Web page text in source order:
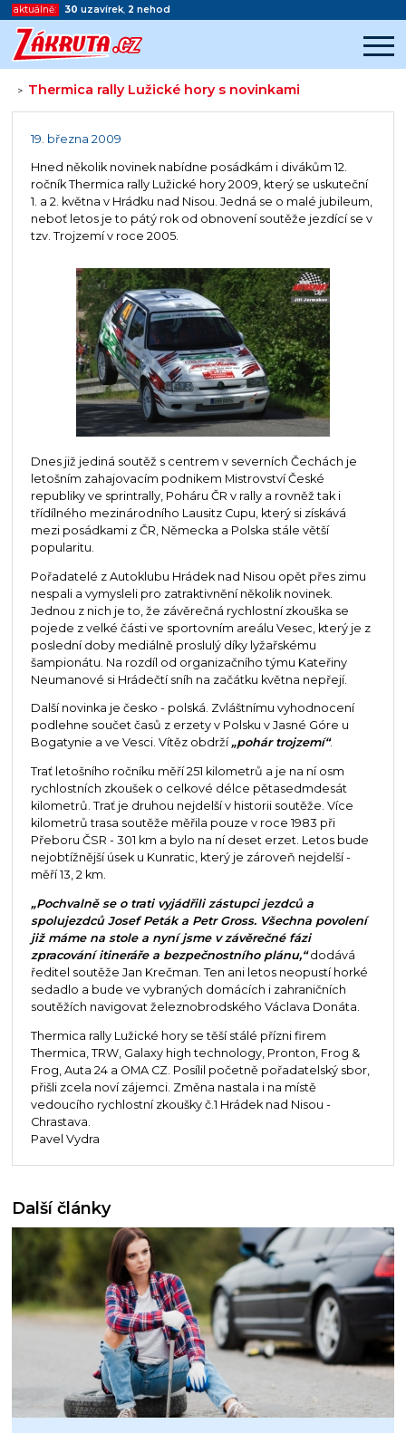
aktuálně: 30 uzavírek, 2 nehod
> Thermica rally Lužické hory s novinkami
Začátek reklamy
19. března 2009
Hned několik novinek nabídne posádkám i divákům 12.
ročník Thermica rally Lužické hory 2009, který se uskuteční
1. a 2. května v Hrádku nad Nisou. Jedná se o malé jubileum,
neboť letos je to pátý rok od obnovení soutěže jezdící se v
tzv. Trojzemí v roce 2005.
Dnes již jediná soutěž s centrem v severních Čechách je
letošním zahajovacím podnikem Mistrovství České
republiky ve sprintrally, Poháru ČR v rally a rovněž tak i
třídílného mezinárodního Lausitz Cupu, který si získává
mezi posádkami z ČR, Německa a Polska stále větší
popularitu.
Pořadatelé z Autoklubu Hrádek nad Nisou opět přes zimu
nespali a vymysleli pro zatraktivnění několik novinek.
Jednou z nich je to, že závěrečná rychlostní zkouška se
pojede z velké části ve sportovním areálu Vesec, který je z
poslední doby mediálně proslulý díky lyžařskému
šampionátu. Na rozdíl od organizačního týmu Kateřiny
Neumanové si Hrádečtí sníh na začátku května nepřejí.
Další novinka je česko - polská. Zvláštnímu vyhodnocení
podlehne součet časů z erzety v Polsku v Jasné Góre u
Bogatynie a ve Vesci. Vítěz obdrží„pohár trojzemí“.
Trať letošního ročníku měří 251 kilometrů a je na ní osm
rychlostních zkoušek o celkové délce pětasedmdesát
kilometrů. Trať je druhou nejdelší v historii soutěže. Více
kilometrů trasa soutěže měřila pouze v roce 1983 při
Přeboru ČSR - 301 km a bylo na ní deset erzet. Letos bude
nejobtížnější úsek u Kunratic, který je zároveň nejdelší -
měří 13, 2 km.
„Pochvalně se o trati vyjádřili zástupci jezdců a
spolujezdců Josef Peták a Petr Gross. Všechna povolení
již máme na stole a nyní jsme v závěrečné fázi
zpracování itineráře a bezpečnostního plánu,“dodává
ředitel soutěže Jan Krečman. Ten ani letos neopustí horké
sedadlo a bude ve vybraných domácích i zahraničních
soutěžích navigovat železnobrodského Václava Donáta.
Thermica rally Lužické hory se těší stálé přízni firem
Thermica, TRW, Galaxy high technology, Pronton, Frog &
Frog, Auta 24 a OMA CZ. Posílil početně pořadatelský sbor,
přišli zcela noví zájemci. Změna nastala i na místě
vedoucího rychlostní zkoušky č.1 Hrádek nad Nisou -
Chrastava.
Pavel Vydra
Další články